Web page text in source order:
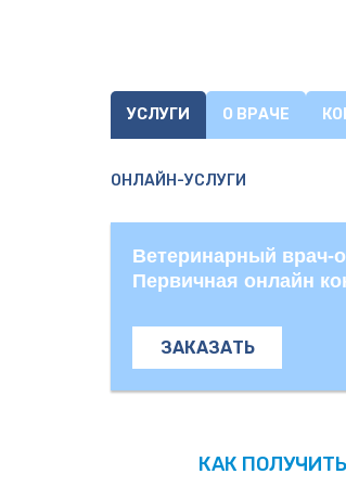
УСЛУГИ О ВРАЧЕ
ОНЛАЙН-УСЛУГИ
Ветеринарный врач-
Первичная онлайн
ЗАКАЗАТЬ
КАК